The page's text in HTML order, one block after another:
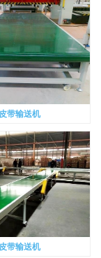
皮带输送机
皮带输送机